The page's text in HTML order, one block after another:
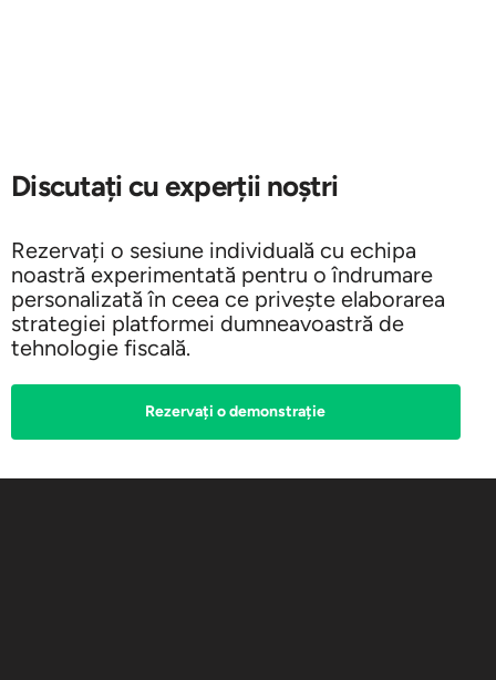
Discutați cu experții noștri
Rezervați o sesiune individuală cu echipa
noastră experimentată pentru o îndrumare
personalizată în ceea ce privește elaborarea
strategiei platformei dumneavoastră de
tehnologie fiscală.
Rezervați o demonstrație